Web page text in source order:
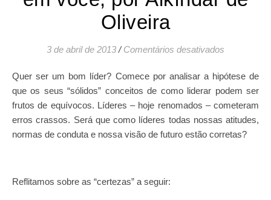
Oliveira
3 de abril de 2013 / Comentários desativados
Quer ser um bom líder? Comece por analisar a hipótese de
que os seus “sólidos” conceitos de como liderar podem ser
frutos de equívocos. Líderes – hoje renomados – cometeram
erros crassos. Será que como líderes todas nossas atitudes,
normas de conduta e nossa visão de futuro estão corretas?
Reflitamos sobre as “certezas” a seguir: